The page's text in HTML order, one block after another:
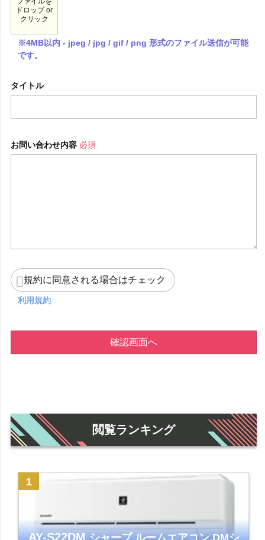
ドロップ or
クリック
※4MB以内 - jpeg / jpg / gif / png 形式のファイル送信が可能
です。
タイトル
お問い合わせ内容 必須
規約に同意される場合はチェック
利用規約
確認画面へ
閲覧ランキング
AY-S22DMシャープ ルームエアコン DMシ